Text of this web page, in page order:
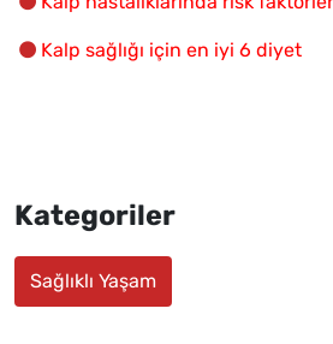
Kalp sağlığı için en iyi 6 diyet
Kategoriler
Sağlıklı Yaşam